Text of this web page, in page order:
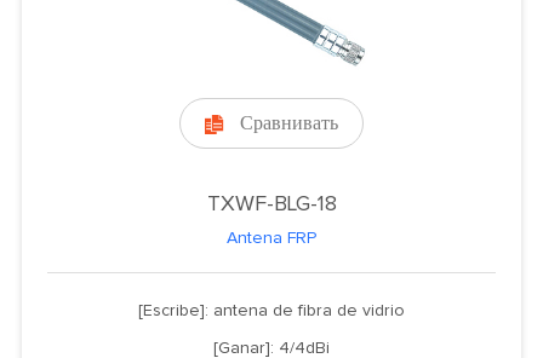
 Сравнивать
TXWF-BLG-18
Antena FRP
[Escribe]: antena de fibra de vidrio
[Ganar]: 4/4dBi